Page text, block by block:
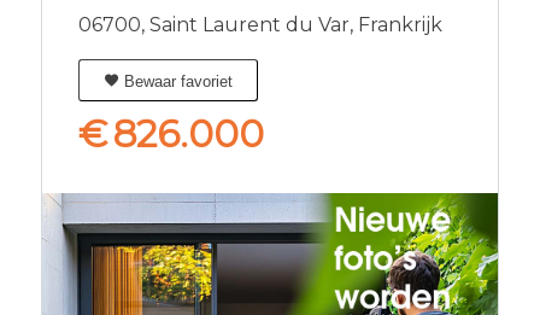
06700, Saint Laurent du Var, Frankrijk
Bewaar favoriet
€826.000